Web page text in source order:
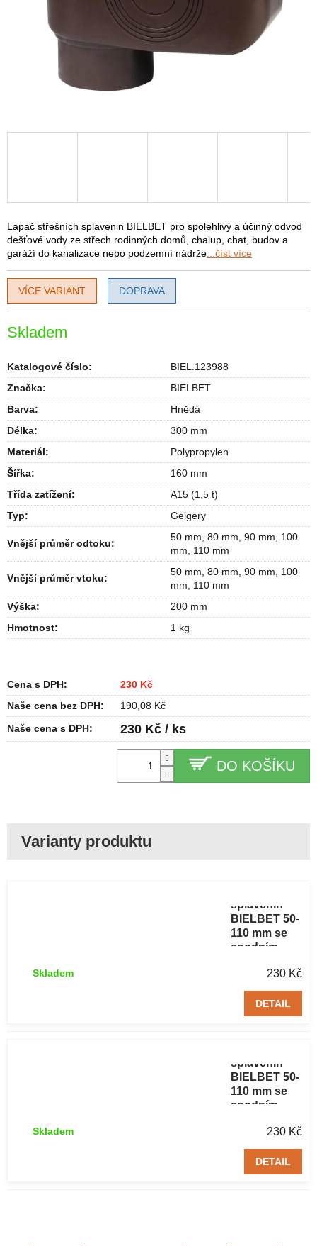
Skladem
DO KOŠÍKU
Lapač střešních splavenin BIELBET pro spolehlivý a účinný odvod
dešťové vody ze střech rodinných domů, chalup, chat, budov a
garáží do kanalizace nebo podzemní nádrže ...číst více
Katalogové číslo:
BIEL.123988
Značka:
BIELBET
Barva:
Hnědá
Délka:
300 mm
Materiál:
Polypropylen
Šířka:
160 mm
Třída zatížení:
A15 (1,5 t)
Typ: Geigery
Vnější průměr odtoku:
50 mm 80 mm 90 mm
100
mm
110 mm
Vnější průměr vtoku:
50 mm 80 mm 90 mm
100
mm
110 mm
Výška:
200 mm
Hmotnost: 1 kg
VÍCE VARIANT DOPRAVA
Cena s DPH:
230 Kč
Naše cena bez DPH:
190,08 Kč
Naše cena s DPH:
230 Kč / ks
splavenin
BIELBET 50-
110 mm se
spodním
DN110 černý
230 Kč
Skladem
DETAIL
splavenin
BIELBET 50-
110 mm se
spodním
DN110 šedý
230 Kč
Skladem
DETAIL